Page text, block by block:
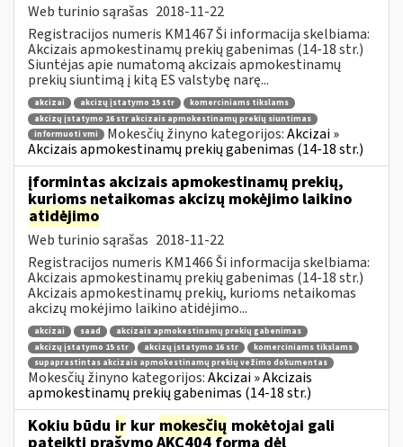
Web turinio sąrašas 2018-11-22
Registracijos numeris KM1467 Ši informacija skelbiama:
Akcizais apmokestinamų prekių gabenimas (14-18 str.)
Siuntėjas apie numatomą akcizais apmokestinamų
prekių siuntimą į kitą ES valstybę narę...
akcizai akcizų įstatymo 15 str
komerciniams tikslams
akcizų įstatymo 16 str akcizais apmokestinamų prekių siuntimas
informuoti vmi
Mokesčių žinyno kategorijos:Akcizai »
Akcizais apmokestinamų prekių gabenimas (14-18 str.)
įformintas akcizais apmokestinamų prekių,
kurioms netaikomas akcizų mokėjimo laikino
atidėjimo
Web turinio sąrašas 2018-11-22
Registracijos numeris KM1466 Ši informacija skelbiama:
Akcizais apmokestinamų prekių gabenimas (14-18 str.)
Akcizais apmokestinamų prekių, kurioms netaikomas
akcizų mokėjimo laikino atidėjimo...
akcizai saad
akcizais apmokestinamų prekių gabenimas
akcizų įstatymo 15 str
akcizų įstatymo 16 str
komerciniams tikslams
supaprastintas akcizais apmokestinamų prekių vežimo dokumentas
Mokesčių žinyno kategorijos:Akcizai » Akcizais
apmokestinamų prekių gabenimas (14-18 str.)
Kokiu būdu ir kur mokesčių mokėtojai gali
pateikti prašymo AKC404 formą dėl